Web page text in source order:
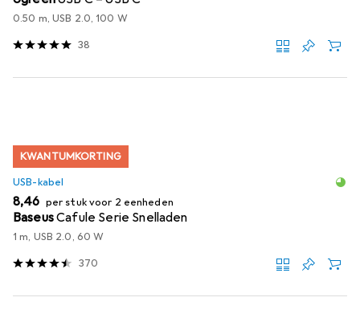
0.50 m, USB 2.0, 100 W
38
KWANTUMKORTING
USB-kabel
EUR
8,46 per stuk voor 2 eenheden
BaseusCafule Serie Snelladen
1 m, USB 2.0, 60 W
370